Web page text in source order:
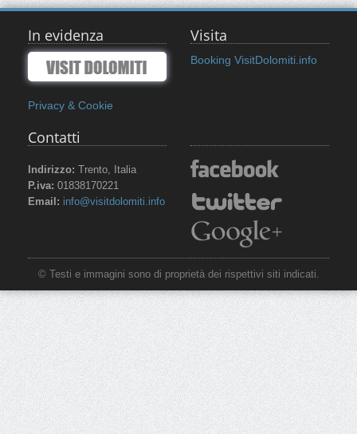
In evidenza
Privacy & Cookie
Visita
Booking VisitDolomiti.info
Contatti
Indirizzo: Trento, Italia
P.iva: 01838170221
Email: info@visitdolomiti.info
© Testi e immagini sono di proprietà dei rispettivi siti indicati.